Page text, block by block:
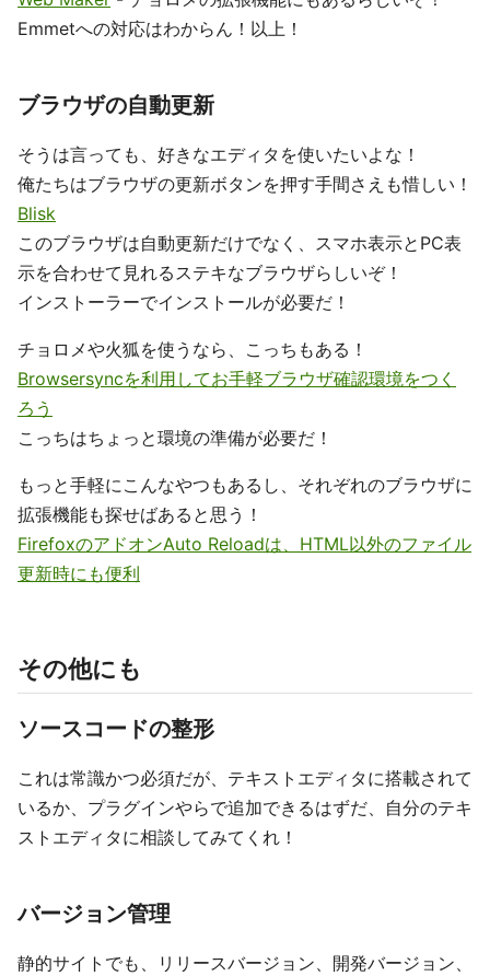
Emmetへの対応はわからん！以上！
ブラウザの自動更新
そうは言っても、好きなエディタを使いたいよな！
俺たちはブラウザの更新ボタンを押す手間さえも惜しい！
Blisk
このブラウザは自動更新だけでなく、スマホ表示とPC表
示を合わせて見れるステキなブラウザらしいぞ！
インストーラーでインストールが必要だ！
チョロメや火狐を使うなら、こっちもある！
Browsersyncを利用してお手軽ブラウザ確認環境をつく
ろう
こっちはちょっと環境の準備が必要だ！
もっと手軽にこんなやつもあるし、それぞれのブラウザに
拡張機能も探せばあると思う！
FirefoxのアドオンAuto Reloadは、HTML以外のファイル
更新時にも便利
その他にも
ソースコードの整形
これは常識かつ必須だが、テキストエディタに搭載されて
いるか、プラグインやらで追加できるはずだ、自分のテキ
ストエディタに相談してみてくれ！
バージョン管理
静的サイトでも、リリースバージョン、開発バージョン、